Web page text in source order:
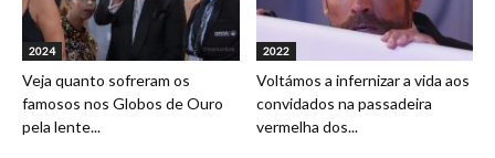
2024
Veja quanto sofreram os
famosos nos Globos de Ouro
pela lente...
2022
Voltámos a infernizar a vida aos
convidados na passadeira
vermelha dos...